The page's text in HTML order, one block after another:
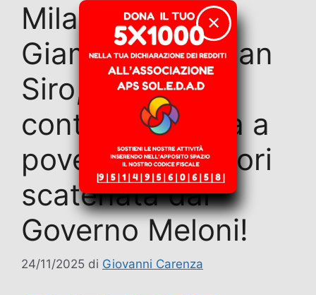
Milano – Dal
Giambellino a San
Siro, un appello
contro la guerra a
poveri e lavoratori
scatenata dal
Governo Meloni!
24/11/2025 di Giovanni Carenza
✕